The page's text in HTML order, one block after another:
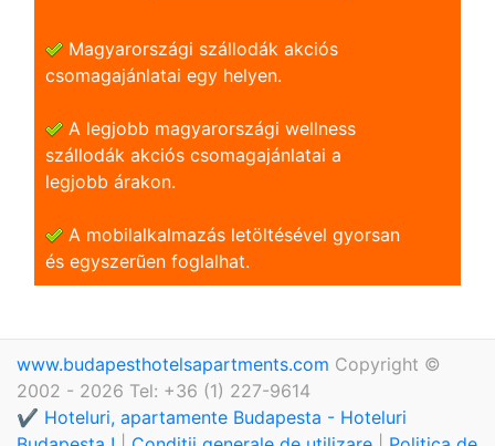
Magyarországi szállodák akciós
csomagajánlatai egy helyen.
A legjobb magyarországi wellness
szállodák akciós csomagajánlatai a
legjobb árakon.
A mobilalkalmazás letöltésével gyorsan
és egyszerũen foglalhat.
www.budapesthotelsapartments.com Copyright ©
2002 - 2026 Tel: +36 (1) 227-9614
✔️ Hoteluri, apartamente Budapesta - Hoteluri